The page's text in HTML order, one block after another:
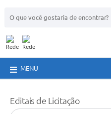
MENU
Editais de Licitação